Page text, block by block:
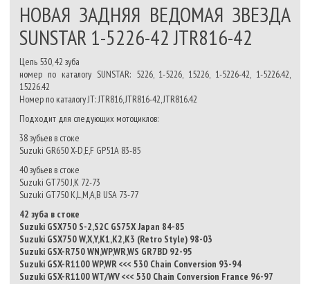
НОВАЯ ЗАДНЯЯ ВЕДОМАЯ ЗВЕЗДА
SUNSTAR 1-5226-42 JTR816-42
Цепь 530, 42 зуба
номер по каталогу SUNSTAR: 5226, 1-5226, 15226, 1-5226-42, 1-5226.42,
15226.42
Номер по каталогу JT: JTR816, JTR816-42, JTR816.42
Подходит для следующих мотоциклов:
38 зубьев в стоке
Suzuki GR650 X-D,E,F GP51A 83-85
40 зубьев в стоке
Suzuki GT750 J,K 72-73
Suzuki GT750 K,L,M,A,B USA 73-77
42 зуба в стоке
Suzuki GSX750 S-2,S2C GS75X Japan 84-85
Suzuki GSX750 W,X,Y,K1,K2,K3 (Retro Style) 98-03
Suzuki GSX-R750 WN,WP,WR,WS GR7BD 92-95
Suzuki GSX-R1100 WP,WR <<< 530 Chain Conversion 93-94
Suzuki GSX-R1100 WT/WV <<< 530 Chain Conversion France 96-97